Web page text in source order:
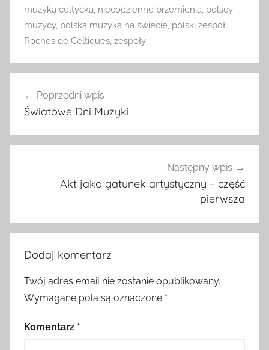
muzyka celtycka niecodzienne brzemienia polscy
muzycy, polska muzyka na świecie polski zespół
Roches de Celtiques zespoły
wpisu
Poprzedni wpis
Światowe Dni Muzyki
Następny wpis
Akt jako gatunek artystyczny – część
pierwsza
Dodaj komentarz
Twój adres email nie zostanie opublikowany.
Wymagane pola są oznaczone *
Komentarz *